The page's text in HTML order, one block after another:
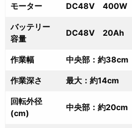
モーター DC48V 400W
バッテリー
容量
DC48V 20Ah
作業幅 中央部：約
作業深さ 最大：約14cm
回転外径
(cm)
中央部：約